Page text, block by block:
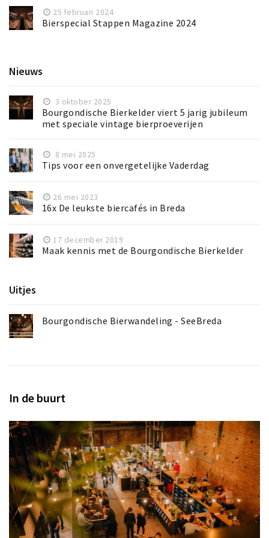
25 februari 2024
Bierspecial Stappen Magazine 2024
Nieuws
3 oktober 2025
Bourgondische Bierkelder viert 5 jarig jubileum
met speciale vintage bierproeverijen
8 mei 2025
Tips voor een onvergetelijke Vaderdag
26 mei 2023
16x De leukste biercafés in Breda
17 december 2019
Maak kennis met de Bourgondische Bierkelder
Uitjes
Bourgondische Bierwandeling - SeeBreda
In de buurt